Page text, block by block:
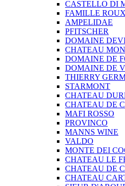
CASTELLO DI
FAMILLE ROUX
AMPELIDAE
PFITSCHER
DOMAINE
CHATEAU
DOMAINE DE
DOMAINE DE
THIERRY
STARMONT
CHATEAU
CHATEAU DE
MAFI ROSSO
PROVINCO
MANNS WINE
VALDO
MONTE DEI
CHATEAU LE
CHATEAU DE
CHATEAU